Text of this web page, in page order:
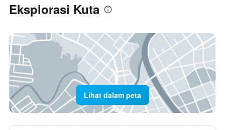
Eksplorasi Kuta
Lihat dalam peta